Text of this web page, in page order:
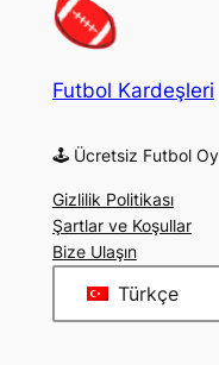
Futbol Kardeşleri
🕹 Ücretsiz Futbol
Gizlilik Politikası
Şartlar ve Koşullar
Bize Ulaşın
Türkçe